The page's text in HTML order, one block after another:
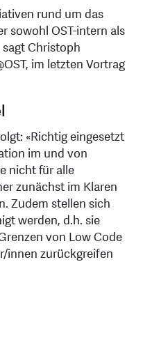
rund um das
sowohl OST-intern als
Christoph
im letzten Vortrag
«Richtig eingesetzt
im und von
nicht für alle
zunächst im Klaren
Zudem stellen sich
werden, d.h. sie
von Low Code
innen zurückgreifen